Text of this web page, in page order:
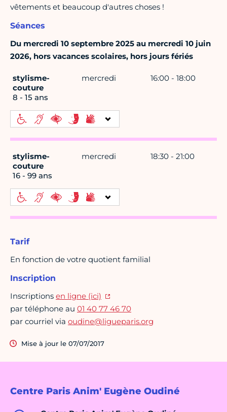
Centre Paris Anim' Eugène Oudiné
vêtements et beaucoup d'autres choses !
Séances
Du mercredi 10 septembre 2025 au mercredi 10 juin
2026, hors vacances scolaires, hors jours fériés
stylisme-
couture
8 - 15 ans
mercredi 16:00 - 18:00
stylisme-
couture
16 - 99 ans
mercredi 18:30 - 21:00
Tarif
En fonction de votre quotient familial
Inscription
Inscriptions en ligne (ici)
par téléphone au 01 40 77 46 70
par courriel via oudine@ligueparis.org
Mise à jour le 07/07/2017